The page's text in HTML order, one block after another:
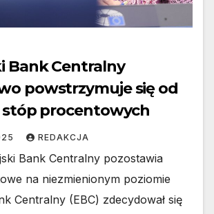
Bank Centralny
powstrzymuje się od
stóp procentowych
REDAKCJA
Bank Centralny pozostawia
na niezmienionym poziomie
Centralny (EBC) zdecydował się